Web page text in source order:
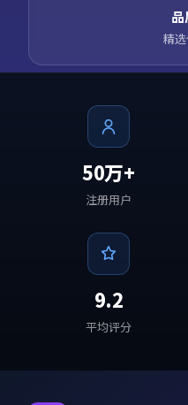
精
50万+
注册用户
9.2
平均评分